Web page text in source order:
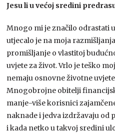
Jesu li u većoj sredini
Mnogo mi je značilo odrastati
utjecalo je na moja
promišljanje o vlastitoj
uvjete za život. Vrlo je teško
nemaju osnovne životne
Mnogobrojne obitelji
manje-više korisnici
naknade i jedva izdržavaju od
i kada netko u takvoj sredini